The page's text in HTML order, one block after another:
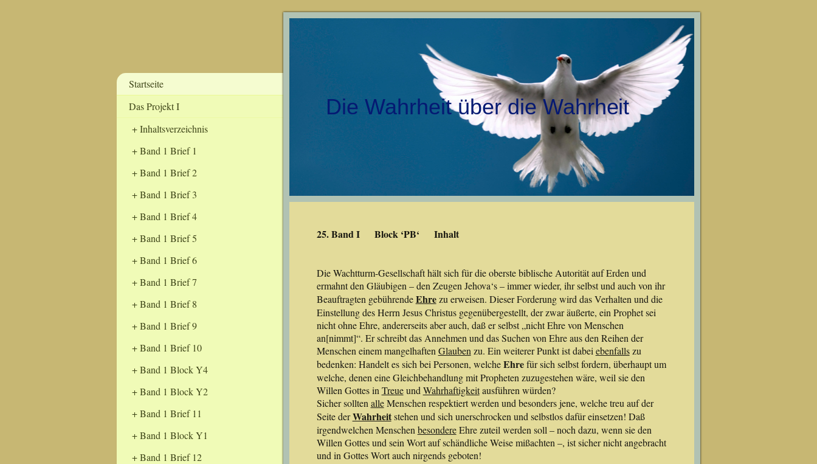
Die Wahrheit über die Wahrheit
25. Band I Block ‘PB‘ Inhalt
Die Wachtturm-Gesellschaft hält sich für die oberste biblische Autorität auf Erden und
ermahnt den Gläubigen – den Zeugen Jehova‘s – immer wieder, ihr selbst und auch von ihr
Beauftragten gebührendeEhrezu erweisen. Dieser Forderung wird das Verhalten und die
Einstellung des Herrn Jesus Christus gegenübergestellt, der zwar äußerte, ein Prophet sei
nicht ohne Ehre, andererseits aber auch, daß er selbst „nicht Ehre von Menschen
an[nimmt]“. Er schreibt das Annehmen und das Suchen von Ehre aus den Reihen der
Menschen einem mangelhaften Glauben zu. Ein weiterer Punkt ist dabei ebenfallszu
bedenken: Handelt es sich bei Personen, welcheEhrefür sich selbst fordern, überhaupt um
welche, denen eine Gleichbehandlung mit Propheten zuzugestehen wäre, weil sie den
Willen Gottes in Treueund Wahrhaftigkeitausführen würden?
Sicher sollten alleMenschen respektiert werden und besonders jene, welche treu auf der
Seite derWahrheitstehen und sich unerschrocken und selbstlos dafür einsetzen! Daß
irgendwelchen Menschen besondereEhre zuteil werden soll – noch dazu, wenn sie den
Willen Gottes und sein Wort auf schändliche Weise mißachten –, ist sicher nicht angebracht
und in Gottes Wort auch nirgends geboten!
Startseite
Das Projekt I
Inhaltsverzeichnis
Band 1 Brief 1
Band 1 Brief 2
Band 1 Brief 3
Band 1 Brief 4
Band 1 Brief 5
Band 1 Brief 6
Band 1 Brief 7
Band 1 Brief 8
Band 1 Brief 9
Band 1 Brief 10
Band 1 Block Y4
Band 1 Block Y2
Band 1 Brief 11
Band 1 Block Y1
Band 1 Brief 12